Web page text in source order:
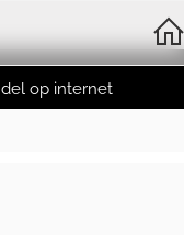
op internet